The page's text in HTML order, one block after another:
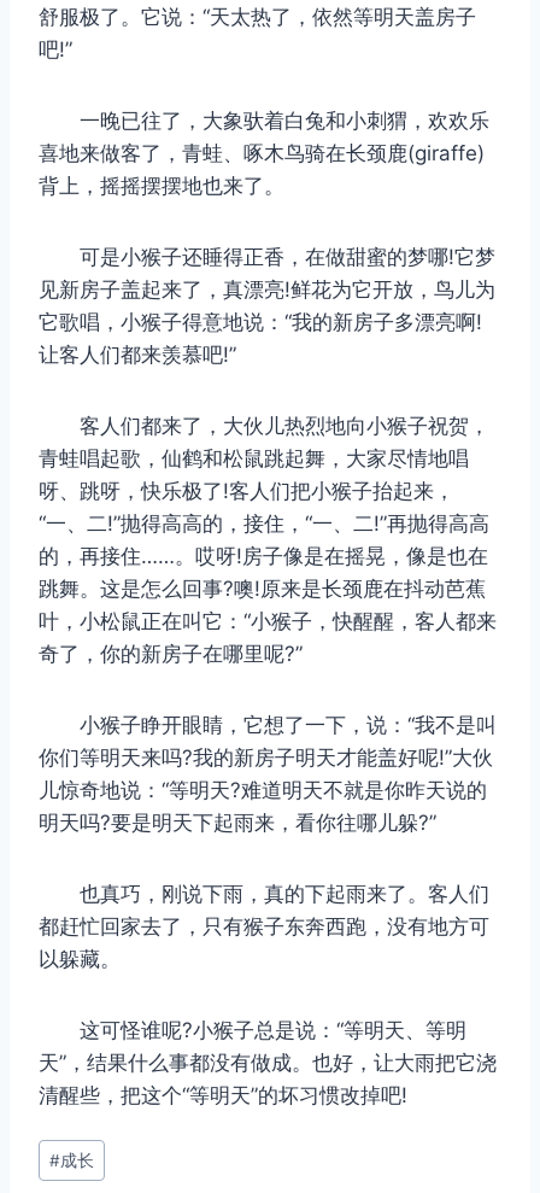
舒服极了。它说：“天太热了，依然等明天盖房子
吧!”
一晚已往了，大象驮着白兔和小刺猬，欢欢乐
喜地来做客了，青蛙、啄木鸟骑在长颈鹿(giraffe)
背上，摇摇摆摆地也来了。
可是小猴子还睡得正香，在做甜蜜的梦哪!它梦
见新房子盖起来了，真漂亮!鲜花为它开放，鸟儿为
它歌唱，小猴子得意地说：“我的新房子多漂亮啊!
让客人们都来羡慕吧!”
客人们都来了，大伙儿热烈地向小猴子祝贺，
青蛙唱起歌，仙鹤和松鼠跳起舞，大家尽情地唱
呀、跳呀，快乐极了!客人们把小猴子抬起来，
“一、二!”抛得高高的，接住，“一、二!”再抛得高高
的，再接住……。哎呀!房子像是在摇晃，像是也在
跳舞。这是怎么回事?噢!原来是长颈鹿在抖动芭蕉
叶，小松鼠正在叫它：“小猴子，快醒醒，客人都来
奇了，你的新房子在哪里呢?”
小猴子睁开眼睛，它想了一下，说：“我不是叫
你们等明天来吗?我的新房子明天才能盖好呢!”大伙
儿惊奇地说：“等明天?难道明天不就是你昨天说的
明天吗?要是明天下起雨来，看你往哪儿躲?”
也真巧，刚说下雨，真的下起雨来了。客人们
都赶忙回家去了，只有猴子东奔西跑，没有地方可
以躲藏。
这可怪谁呢?小猴子总是说：“等明天、等明
天”，结果什么事都没有做成。也好，让大雨把它浇
清醒些，把这个“等明天”的坏习惯改掉吧!
文
章
#成长